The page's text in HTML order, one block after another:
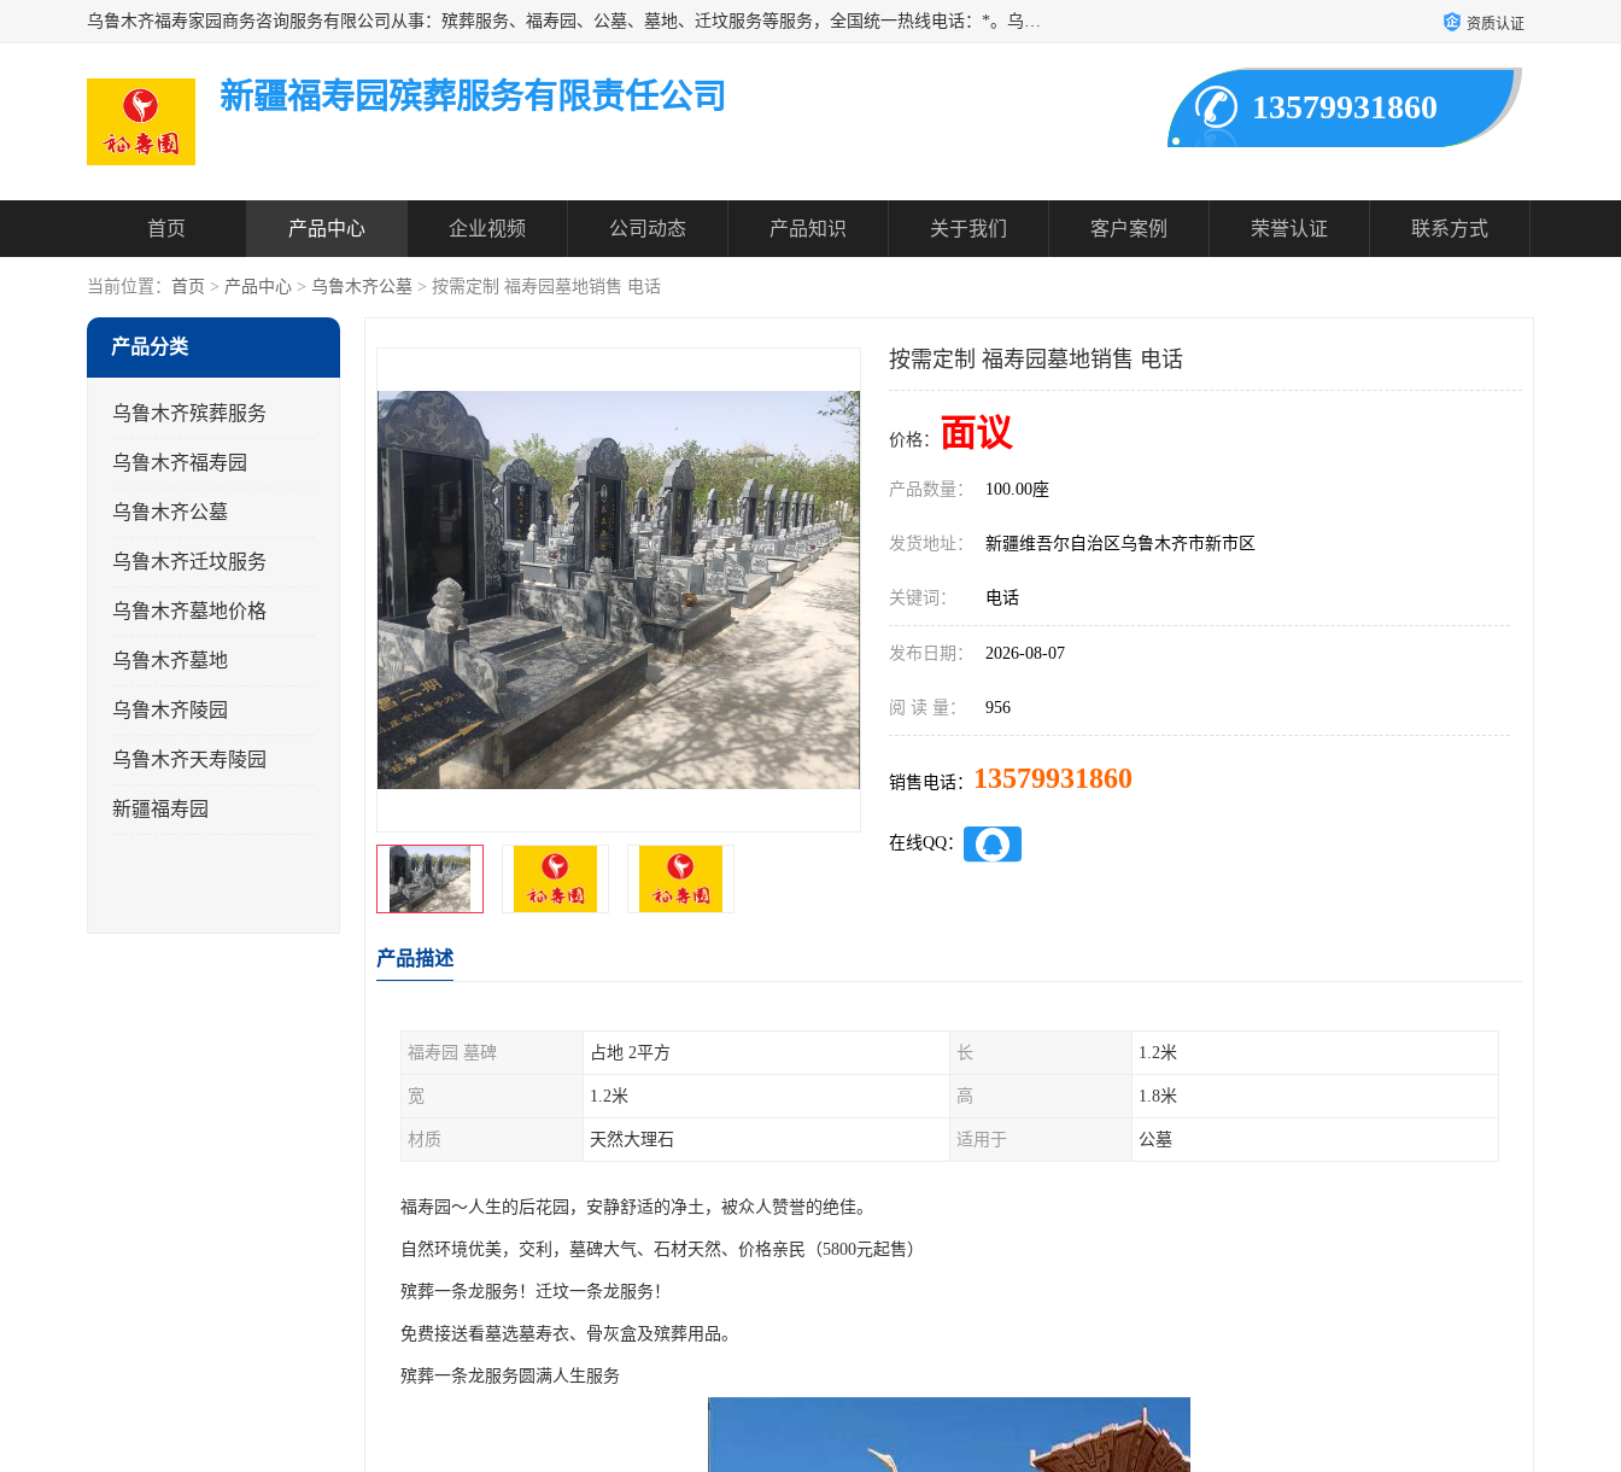
乌鲁木齐福寿家园商务咨询服务有限公司从事：殡葬服务、福寿园、公墓、墓地、迁坟服务等服务，全国统一热线电话：*。乌鲁木齐福寿家园商务咨询服务有限公司提供多种一条龙服务套餐，满足各阶层的实际需求。实实在在做到省心、省力、省钱。 资质认证
新疆福寿园殡葬服务有限责任公司 13579931860
首页 产品中心 企业视频 公司动态 产品知识 关于我们 客户案例 荣誉认证 联系方式
当前位置： 首页 > 产品中心 > 乌鲁木齐公墓 > 按需定制 福寿园墓地销售 电话
产品分类
乌鲁木齐殡葬服务
乌鲁木齐福寿园
乌鲁木齐公墓
乌鲁木齐迁坟服务
乌鲁木齐墓地价格
乌鲁木齐墓地
乌鲁木齐陵园
乌鲁木齐天寿陵园
新疆福寿园
按需定制 福寿园墓地销售 电话
价格： 面议
产品数量： 100.00座
发货地址： 新疆维吾尔自治区乌鲁木齐市新市区
关键词： 电话
发布日期： 2026-08-07
阅 读 量： 956
销售电话： 13579931860
在线QQ：
产品描述
福寿园 墓碑 占地 2平方 长 1.2米
宽 1.2米 高 1.8米
材质 天然大理石 适用于 公墓
福寿园～人生的后花园，安静舒适的净土，被众人赞誉的绝佳。
自然环境优美，交利，墓碑大气、石材天然、价格亲民（5800元起售）
殡葬一条龙服务！迁坟一条龙服务！
免费接送看墓选墓寿衣、骨灰盒及殡葬用品。
殡葬一条龙服务圆满人生服务